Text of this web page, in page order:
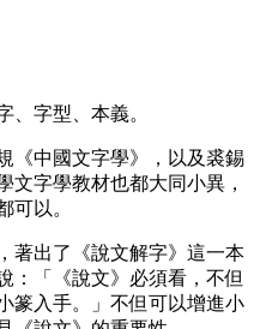
、字型、本義。
《中國文字學》，以及裘錫
文字學教材也都大同小異，
可以。
著出了《說文解字》這一本
：「《說文》必須看，不但
篆入手。」不但可以增進小